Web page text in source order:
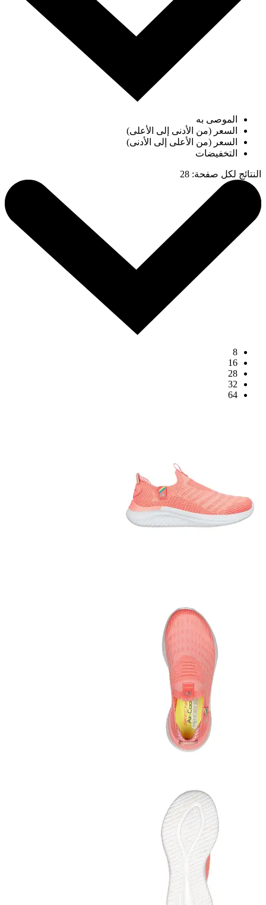
الموصى به
السعر (من الأدنى إلى الأعلى)
السعر (من الأعلى إلى الأدنى)
التخفيضات
النتائج لكل صفحة:
28
8
16
28
32
64